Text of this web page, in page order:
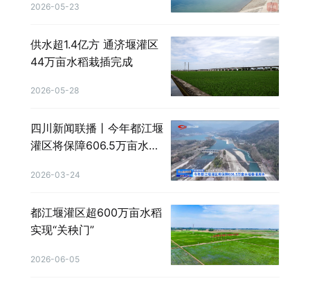
2026-05-23
供水超1.4亿方 通济堰灌区
44万亩水稻栽插完成
2026-05-28
四川新闻联播丨今年都江堰
灌区将保障606.5万亩水稻
2026-03-24
都江堰灌区超600万亩水稻
实现“关秧门”
2026-06-05